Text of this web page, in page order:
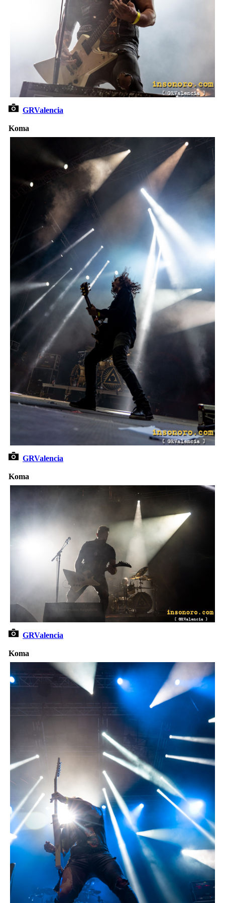
GRValencia
Koma
GRValencia
Koma
GRValencia
Koma